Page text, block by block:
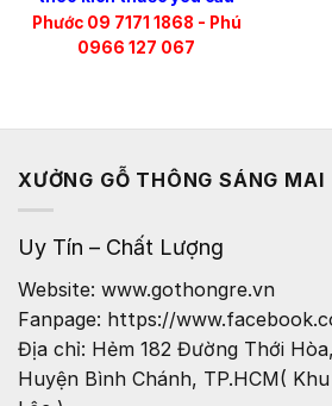
Phước 09 7171 1868 - Phú
0966 127 067
XƯỞNG GỖ THÔNG SÁNG MAI
Uy Tín – Chất Lượng
Website: www.gothongre.vn
Fanpage: https://
Địa chỉ: Hẻm 182 Đường Thới
Huyện Bình Chánh, TP.HCM(